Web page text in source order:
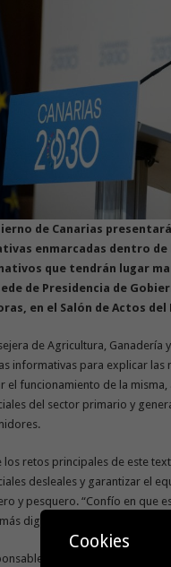
de Canarias
enmarcadas dentro de
que tendrán lugar
ede de Presidencia de
en el Salón de Actos
de Agricultura, Ganadería
informativas para explicar las
el funcionamiento de la
del sector primario y
los retos principales de este
desleales y garantizar el
y pesquero. “Confío en que
dignas y se favorezca el
regional del área
Cookies